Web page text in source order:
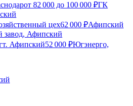
от 82 000 до 100 000 ₽ГК
цех62 000 ₽Афипский
завод, Афипский
Афипский52 000 ₽Югэнерго,